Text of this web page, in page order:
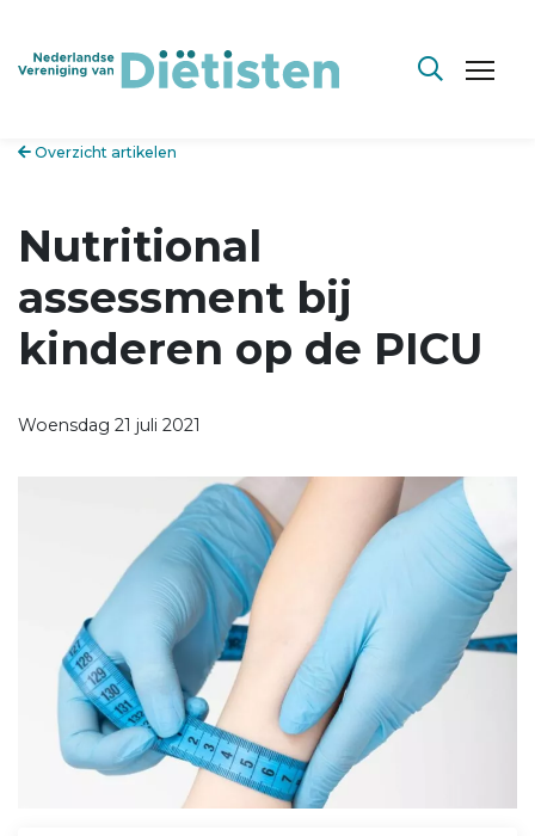
Overzicht artikelen
Nutritional
assessment bij
kinderen op de PICU
Woensdag 21 juli 2021